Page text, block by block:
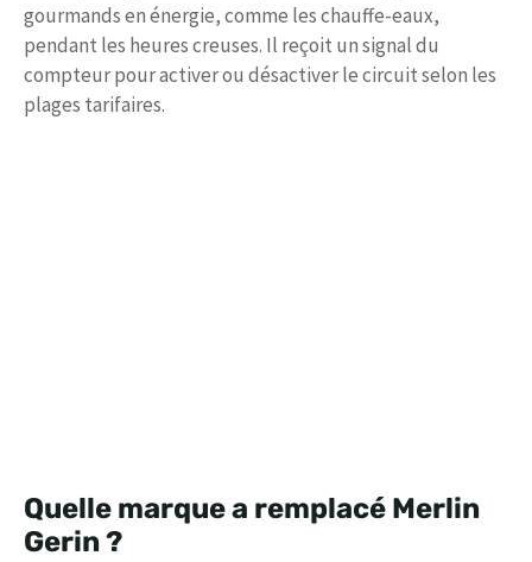
gourmands en énergie, comme les chauffe-eaux,
pendant les heures creuses. Il reçoit un signal du
compteur pour activer ou désactiver le circuit selon les
plages tarifaires.
Quelle marque a remplacé Merlin
Gerin ?